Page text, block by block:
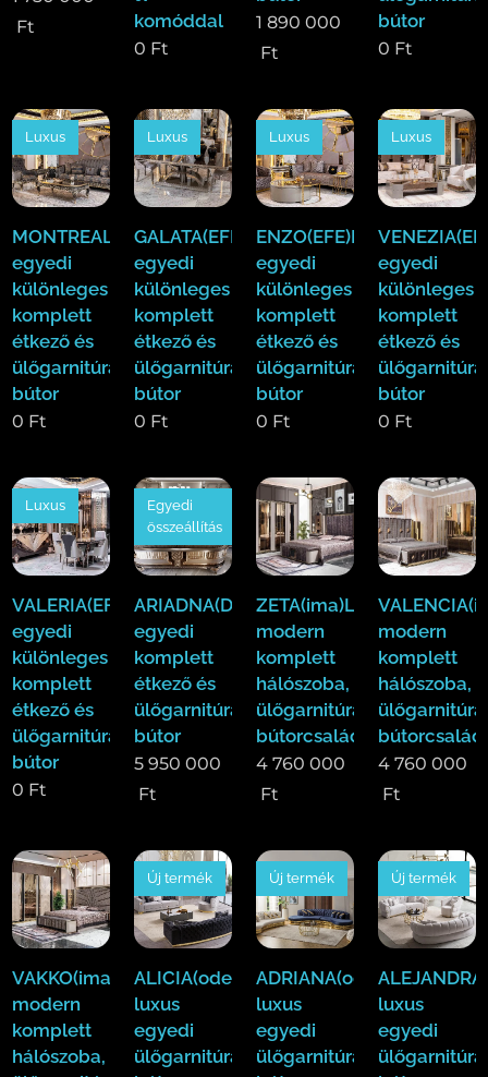
Ft
komóddal
0 Ft
1 890 000
Ft
bútor
0 Ft
MONTREAL(EFE)Luxus
egyedi
különleges
komplett
étkező és
ülőgarnitúra
bútor
Luxus
0 Ft
GALATA(EFE)Luxus
egyedi
különleges
komplett
étkező és
ülőgarnitúra
bútor
Luxus
0 Ft
ENZO(EFE)Luxus
egyedi
különleges
komplett
étkező és
ülőgarnitúra
bútor
Luxus
0 Ft
egyedi
különleges
komplett
étkező és
ülőgarnitúra
bútor
Luxus
0 Ft
VALERIA(EFE)Luxus
egyedi
különleges
komplett
étkező és
ülőgarnitúra
bútor
Luxus
0 Ft
ARIADNA(Duy)Luxus
egyedi
komplett
étkező és
ülőgarnitúra
bútor
Egyedi
összeállítás
5 950 000
Ft
ZETA(ima)Luxus
modern
komplett
hálószoba,
ülőgarnitúra,étkező
bútorcsalád!
4 760 000
Ft
modern
komplett
hálószoba,
bútorcsalád!
4 760 000
Ft
VAKKO(ima)Luxus
modern
komplett
hálószoba,
ALICIA(ode)
luxus
egyedi
ülőgarnitúra
Új termék
ADRIANA(ode)
luxus
egyedi
ülőgarnitúra
Új termék
luxus
egyedi
ülőgarnitúra
Új termék